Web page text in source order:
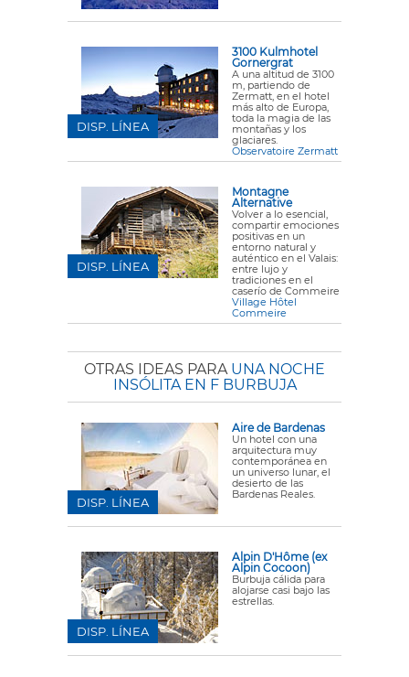
3100 Kulmhotel
Gornergrat
A una altitud de 3100
m, partiendo de
Zermatt, en el hotel
más alto de Europa,
toda la magia de las
montañas y los
glaciares.
Observatoire Zermatt
DISP. LÍNEA
Montagne
Alternative
Volver a lo esencial,
compartir emociones
positivas en un
entorno natural y
auténtico en el Valais:
entre lujo y
tradiciones en el
caserío de Commeire
Village Hôtel
Commeire
DISP. LÍNEA
OTRAS IDEAS PARA UNA NOCHE
INSÓLITA EN F BURBUJA
Aire de Bardenas
Un hotel con una
arquitectura muy
contemporánea en
un universo lunar, el
desierto de las
Bardenas Reales.
DISP. LÍNEA
Alpin D'Hôme (ex
Alpin Cocoon)
Burbuja cálida para
alojarse casi bajo las
estrellas.
DISP. LÍNEA